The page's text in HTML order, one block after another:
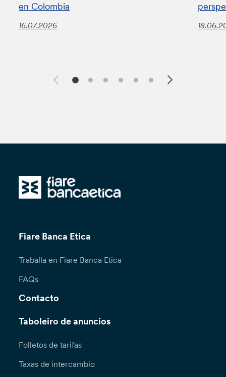
en Colombia
16.07.2026
Fiare Banca Etica
Traballa en Fiare Banca Etica
FAQs
Contacto
Taboleiro de anuncios
Folletos de tarifas
Taxas de intercambio